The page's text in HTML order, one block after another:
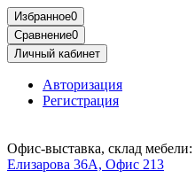
Избранное0
Сравнение0
Личный кабинет
Авторизация
Регистрация
Офис-выставка, склад мебели:
Елизарова 36А, Офис 213